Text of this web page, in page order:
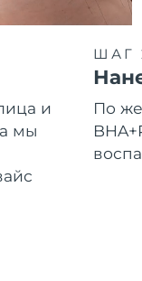
и
мы
ШАГ
По